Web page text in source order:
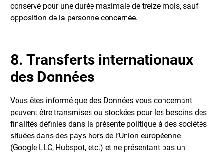
conservé pour une durée maximale de treize mois, sauf
opposition de la personne concernée.
8. Transferts internationaux
des Données
Vous êtes informé que des Données vous concernant
peuvent être transmises ou stockées pour les besoins des
finalités définies dans la présente politique à des sociétés
situées dans des pays hors de l’Union européenne
(Google LLC, Hubspot, etc.) et ne présentant pas un